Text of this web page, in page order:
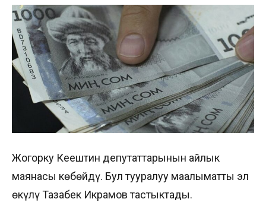
Жогорку Кеңештин депутаттарынын айлык
маянасы көбөйдү. Бул тууралуу маалыматты эл
өкүлү Тазабек Икрамов тастыктады.